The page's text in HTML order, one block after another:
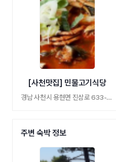
[사천맛집] 민물고기식당
경남 사천시 용현면 진삼로 633-18 참메탕 메기 …
주변 숙박 정보